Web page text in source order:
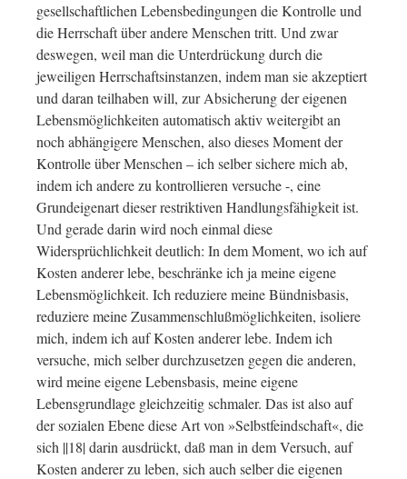
gesellschaftlichen Lebensbedingungen die Kontrolle und
die Herrschaft über andere Menschen tritt. Und zwar
deswegen, weil man die Unterdrückung durch die
jeweiligen Herrschaftsinstanzen, indem man sie akzeptiert
und daran teilhaben will, zur Absicherung der eigenen
Lebensmöglichkeiten automatisch aktiv weitergibt an
noch abhängigere Menschen, also dieses Moment der
Kontrolle über Menschen – ich selber sichere mich ab,
indem ich andere zu kontrollieren versuche -, eine
Grundeigenart dieser restriktiven Handlungsfähigkeit ist.
Und gerade darin wird noch einmal diese
Widersprüchlichkeit deutlich: In dem Moment, wo ich auf
Kosten anderer lebe, beschränke ich ja meine eigene
Lebensmöglichkeit. Ich reduziere meine Bündnisbasis,
reduziere meine Zusammenschlußmöglichkeiten, isoliere
mich, indem ich auf Kosten anderer lebe. Indem ich
versuche, mich selber durchzusetzen gegen die anderen,
wird meine eigene Lebensbasis, meine eigene
Lebensgrundlage gleichzeitig schmaler. Das ist also auf
der sozialen Ebene diese Art von »Selbstfeindschaft«, die
sich ||18| darin ausdrückt, daß man in dem Versuch, auf
Kosten anderer zu leben, sich auch selber die eigenen